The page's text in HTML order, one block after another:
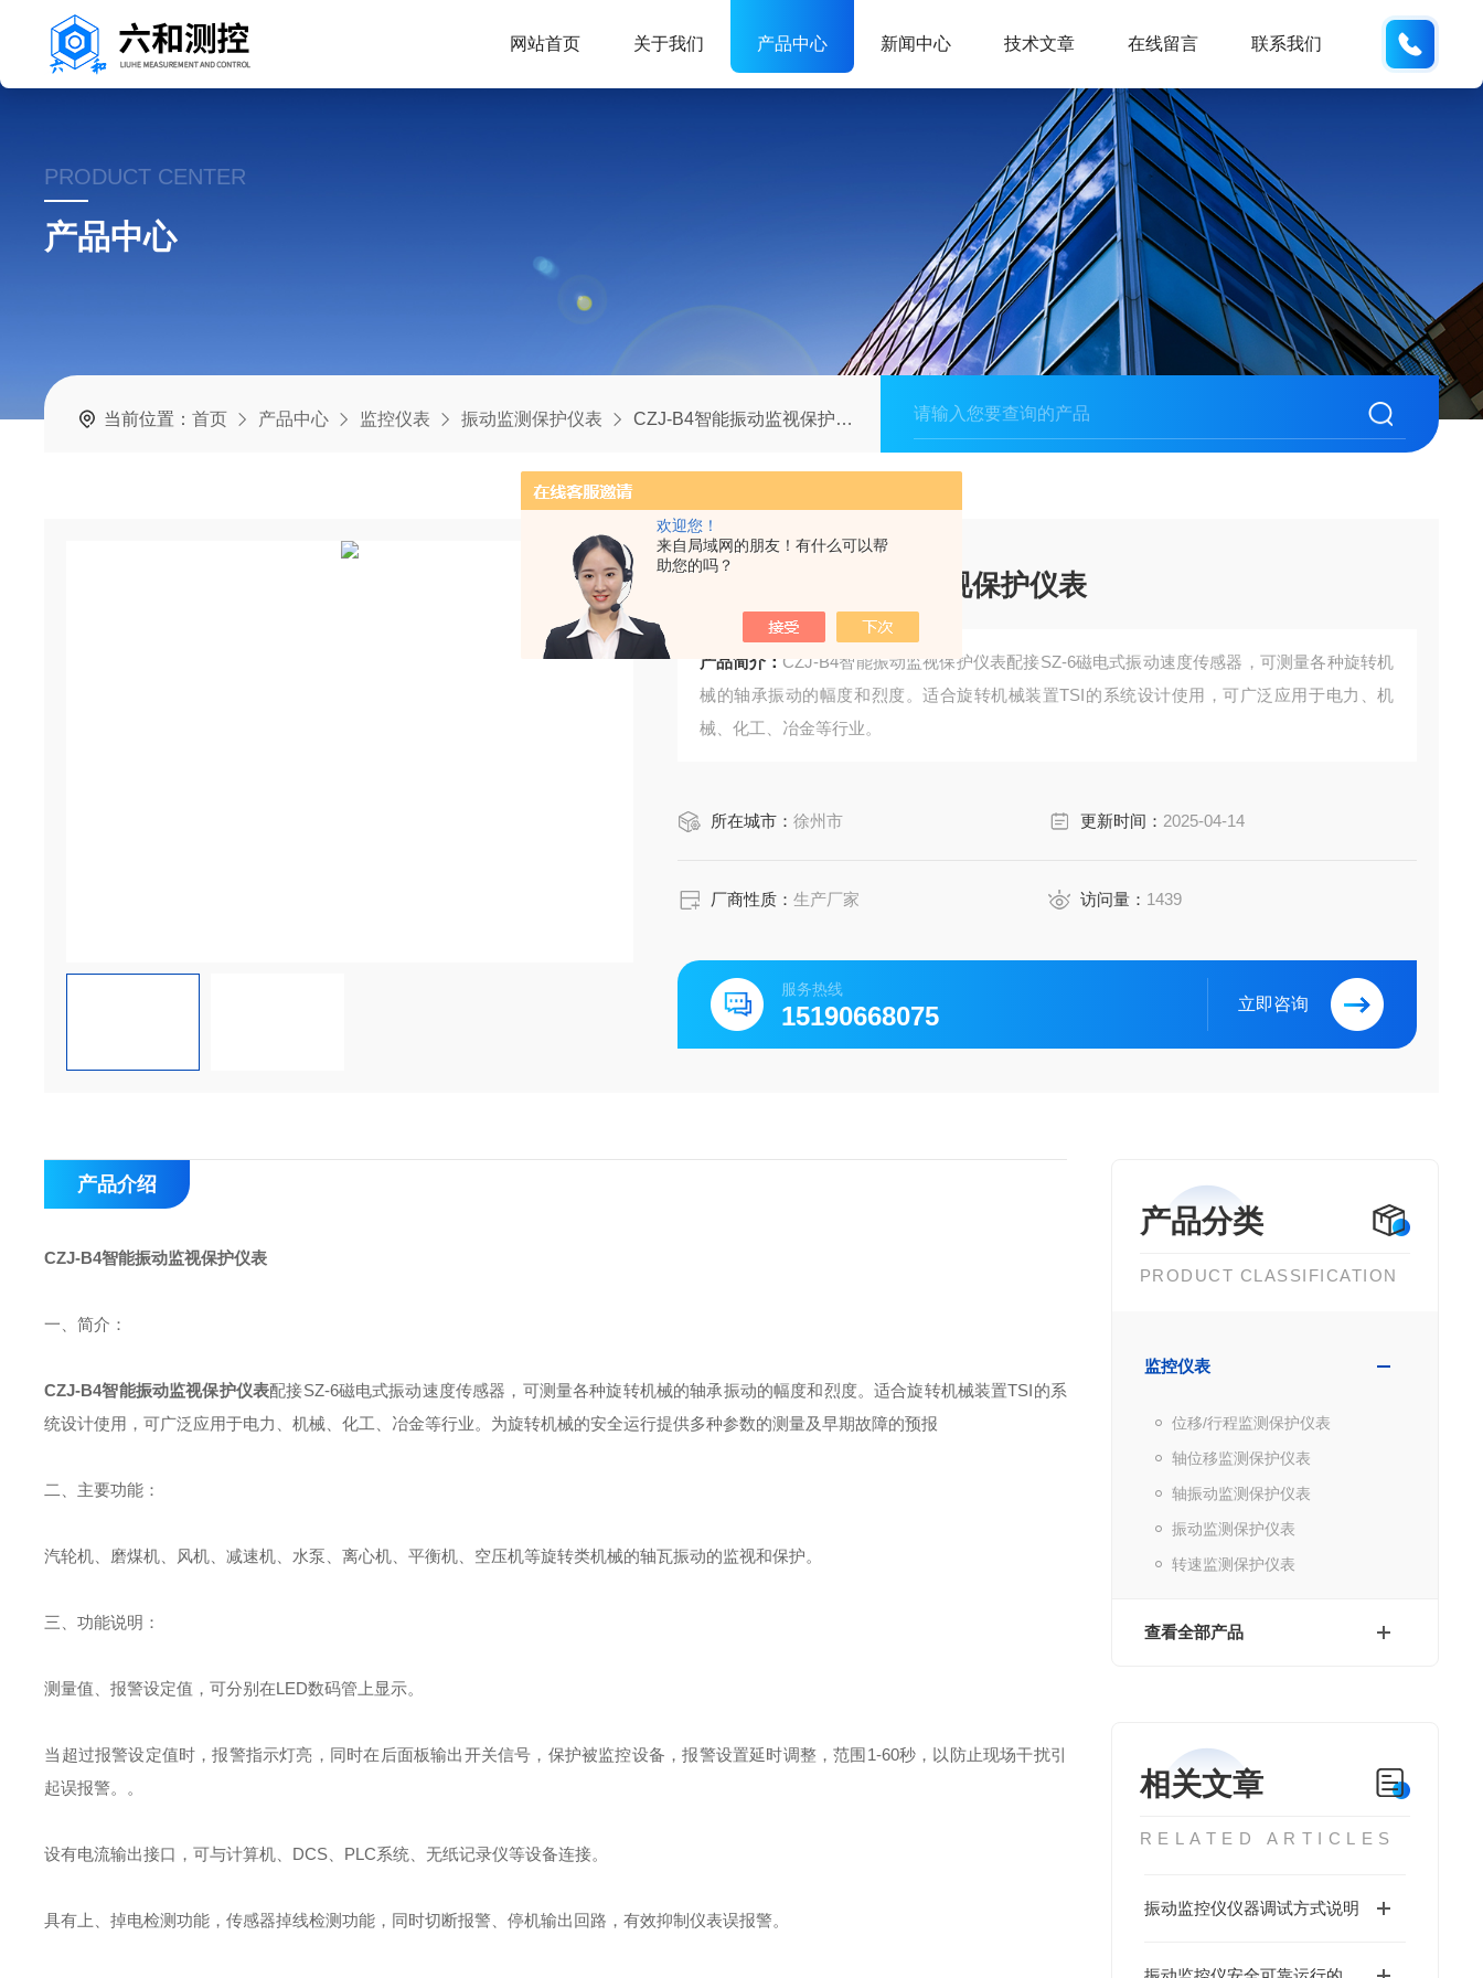
欢迎您！
来自局域网的朋友！有什么可以帮
助您的吗？
网站首页 关于我们 产品中心 新闻中心 技术文章 在线留言 联系我们
PRODUCT CENTER
产品中心
当前位置：首页 产品中心 监控仪表 振动监测保护仪表 CZJ-B4智能振动监视保护仪表
CZJ-B4智能振动监视保护仪表
产品简介： CZJ-B4智能振动监视保护仪表配接SZ-6磁电式振动速度传感器，可测量各种旋转机
械的轴承振动的幅度和烈度。适合旋转机械装置TSI的系统设计使用，可广泛应用于电力、机
械、化工、冶金等行业。
所在城市：徐州市 更新时间： 2025-04-14
厂商性质：生产厂家 访问量： 1439
服务热线
15190668075 立即咨询
产品分类
PRODUCT CLASSIFICATION
监控仪表
位移/行程监测保护仪表
轴位移监测保护仪表
轴振动监测保护仪表
振动监测保护仪表
转速监测保护仪表
查看全部产品
相关文章
RELATED ARTICLES
振动监控仪仪器调试方式说明
产品介绍
CZJ-B4智能振动监视保护仪表
一、简介：
CZJ-B4智能振动监视保护仪表配接SZ-6磁电式振动速度传感器，可测量各种旋转机械的轴承振动的幅度和烈度。适合旋转机械装置TSI的系
统设计使用，可广泛应用于电力、机械、化工、冶金等行业。为旋转机械的安全运行提供多种参数的测量及早期故障的预报
二、主要功能：
汽轮机、磨煤机、风机、减速机、水泵、离心机、平衡机、空压机等旋转类机械的轴瓦振动的监视和保护。
三、功能说明：
测量值、报警设定值，可分别在LED数码管上显示。
当超过报警设定值时，报警指示灯亮，同时在后面板输出开关信号，保护被监控设备，报警设置延时调整，范围1-60秒，以防止现场干扰引
起误报警。。
设有电流输出接口，可与计算机、DCS、PLC系统、无纸记录仪等设备连接。
具有上、掉电检测功能，传感器掉线检测功能，同时切断报警、停机输出回路，有效抑制仪表误报警。